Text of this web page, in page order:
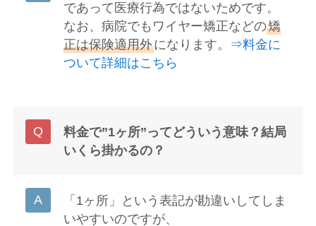
であって医療行為ではないためです。
なお、病院でもワイヤー矯正などの矯
正は保険適用外になります。
⇒料金に
ついて詳細はこちら
料金で”1ヶ所”ってどういう意味？結局
いくら掛かるの？
「1ヶ所」という表記が勘違いしてしま
いやすいのですが、